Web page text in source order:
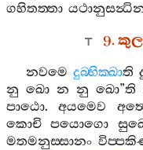
ගහිතත‍්තා
9.
නවමෙ දුබ‍්භික‍්ඛාති
නු ඛො න නු ඛො”ති
පාඨො.අයමෙව
කොචි පයොගො
මතමනුස‍්සානං